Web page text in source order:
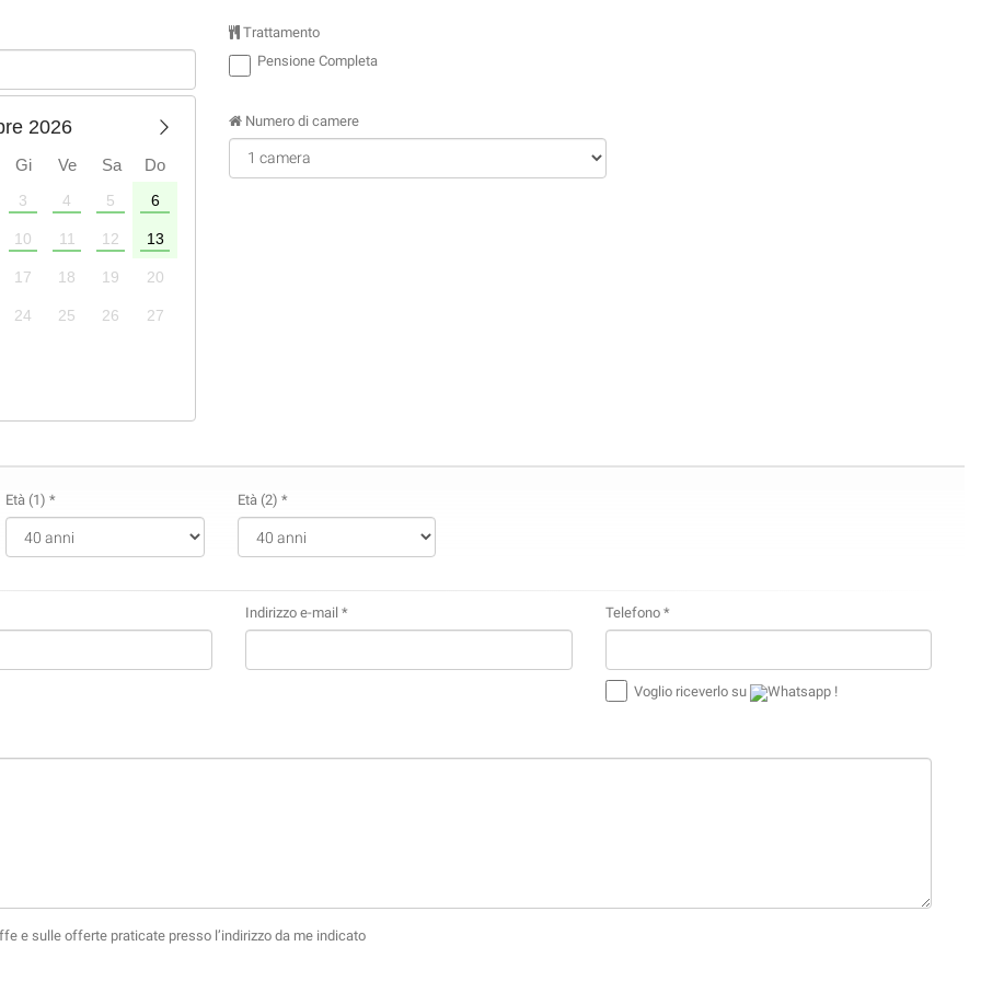
2026
Gi Ve Sa Do
3 4 5 6
10 11 12 13
17 18 19 20
24 25 26 27
Trattamento
Pensione Completa
Numero di camere
Età (1) * Età (2) *
Indirizzo e-mail * Telefono *
Voglio riceverlo su Whatsapp !
e sulle offerte praticate presso l’indirizzo da me indicato